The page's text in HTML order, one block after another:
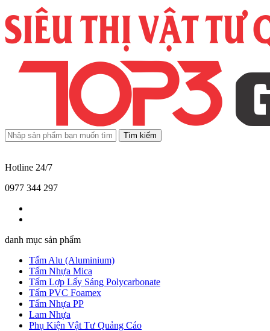
Tìm kiếm
Hotline 24/7
0977 344 297
danh mục sản phẩm
Tấm Alu (Aluminium)
Tấm Nhựa Mica
Tấm Lợp Lấy Sáng Polycarbonate
Tấm PVC Foamex
Tấm Nhựa PP
Lam Nhựa
Phụ Kiện Vật Tư Quảng Cáo